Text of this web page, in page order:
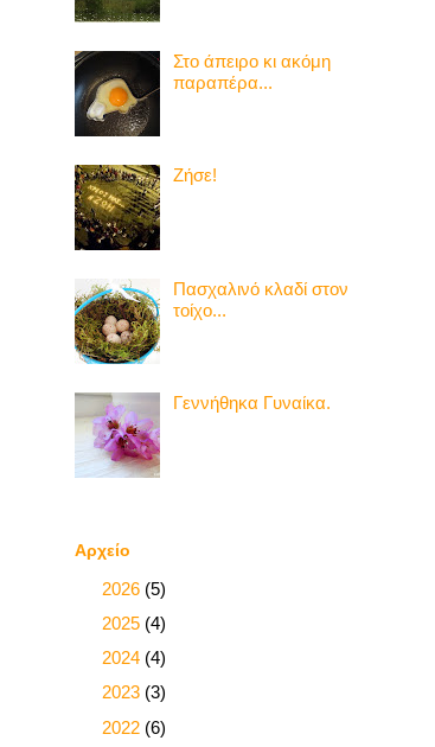
Στο άπειρο κι ακόμη
παραπέρα...
Ζήσε!
Πασχαλινό κλαδί στον
τοίχο...
Γεννήθηκα Γυναίκα.
Αρχείο
2026 (5)
2025 (4)
2024 (4)
2023 (3)
2022 (6)